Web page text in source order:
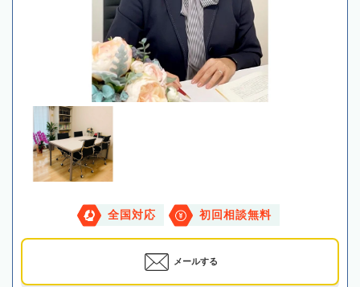
全国対応 初回相談無料
メールする